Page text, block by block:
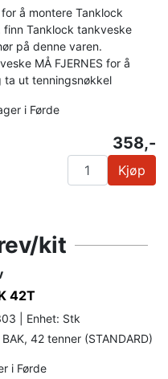
å montere Tanklock
finn Tanklock tankveske
på denne varen.
MÅ FJERNES for å
ta ut tenningsnøkkel
i Førde
358,-
Kjøp
kit
42T
| Enhet: Stk
42 tenner (STANDARD)
i Førde